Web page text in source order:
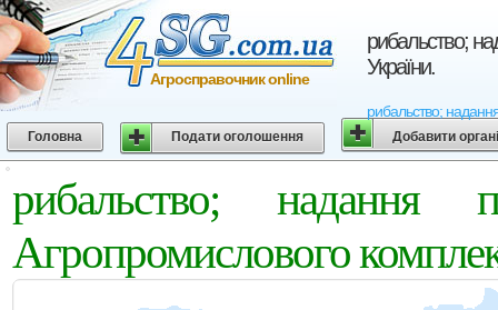
рибальство;
України.
рибальство;
Агросправочник online
Головна Подати оголошення Добавити
рибальство; надання
Агропромислового